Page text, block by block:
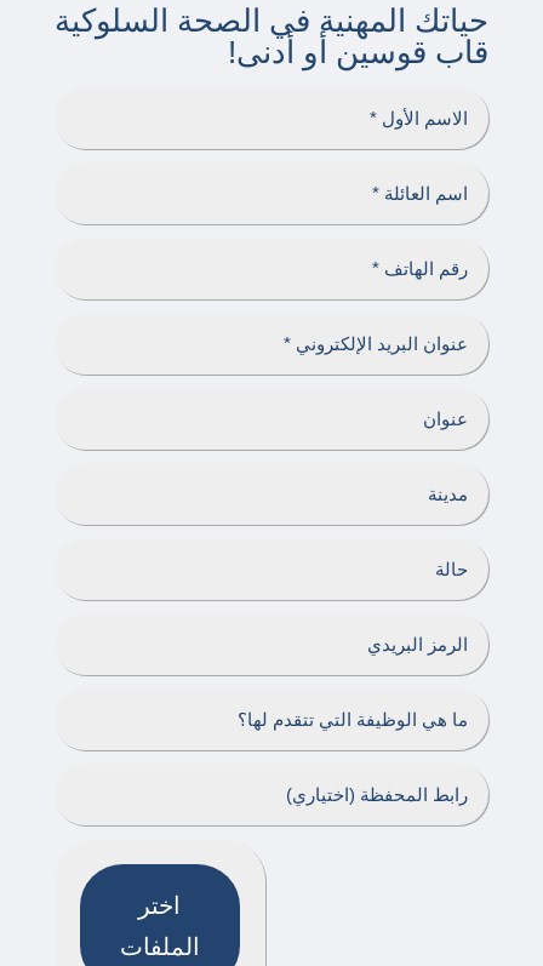
حياتك المهنية في الصحة السلوكية
قاب قوسين أو أدنى!
اختر
الملفات